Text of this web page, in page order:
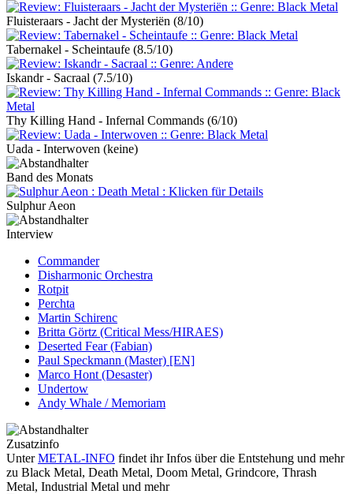
Fluisteraars - Jacht der Mysteriën (8/10)
Tabernakel - Scheintaufe (8.5/10)
Iskandr - Sacraal (7.5/10)
Thy Killing Hand - Infernal Commands (6/10)
Uada - Interwoven (keine)
Band des Monats
Sulphur Aeon
Interview
Commander
Disharmonic Orchestra
Rotpit
Perchta
Martin Schirenc
Britta Görtz (Critical Mess/HIRAES)
Deserted Fear (Fabian)
Paul Speckmann (Master) [EN]
Marco Hont (Desaster)
Undertow
Andy Whale / Memoriam
Zusatzinfo
UnterMETAL-INFO findet ihr Infos über die Entstehung und mehr
zu Black Metal, Death Metal, Doom Metal, Grindcore, Thrash
Metal, Industrial Metal und mehr